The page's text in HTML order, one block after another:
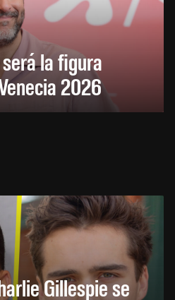
la figura
2026
Gillespie se